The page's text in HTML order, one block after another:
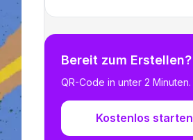
Bereit zum Erstellen?
QR-Code in unter 2 Minuten.
Kostenlos starten